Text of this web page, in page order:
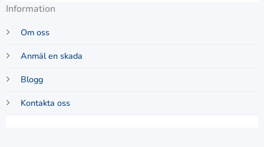
Information
Om oss
Anmäl en skada
Blogg
Kontakta oss